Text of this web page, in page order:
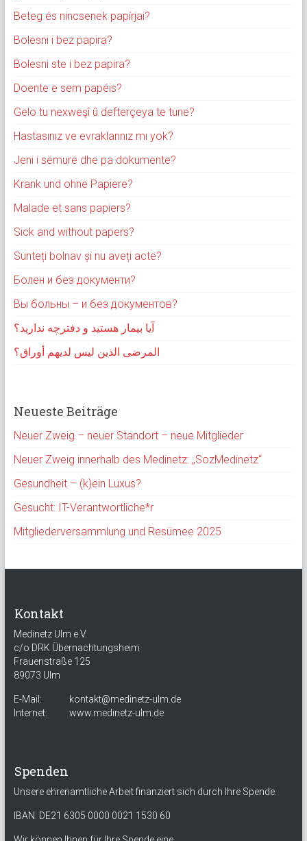
Beteg és nincsenek papírjai?
Bolesni i bez papira?
Bolesni ste i bez papira?
Doente e sem papéis?
Gelo tu nexweşî û defterçeya te tune?
Hastasınız ve evraklarınız mı yok?
Jeni i sëmurë dhe pa dokumente?
Krank und ohne Papiere?
Malade et sans papiers?
Sick and without papers?
Sunteți bolnav și nu aveți acte?
Болен и без документи?
Вы больны – и без документов?
آیا بیمار هستید و دفترچه ندارید؟
المرضى الذين ليس لديهم أوراق؟
Neueste Beiträge
Neuer Zweig – neuer Standort – neue Mitglieder
Neuer Zweig innerhalb des Medinetz: „SozMedinetz“
Gesundheit – (k)ein Luxus?
Gesucht: IT-Verantwortliche*r
Mitgliederversammlung und Resümee 2025
Kontakt
Medinetz Ulm e.V.
c/o DRK Übernachtungsheim
Frauenstraße 125
89073 Ulm
E-Mail:
kontakt@medinetz-ulm.de
Internet:
www.medinetz-ulm.de
Spenden
Unsere ehrenamtliche Arbeit finanziert sich durch Ihre Spende.
IBAN: DE21 6305 0000 0021 1530 60